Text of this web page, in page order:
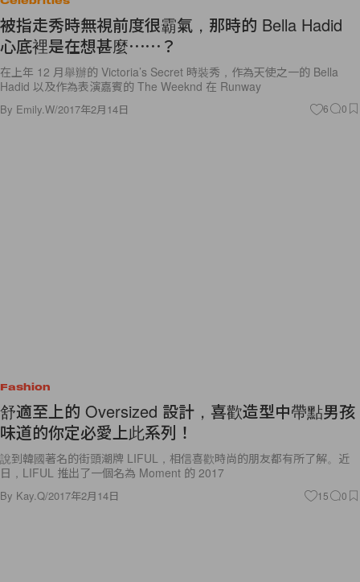
被指走秀時無視前度很霸氣，那時的 Bella Hadid
心底裡是在想甚麼⋯⋯？
在上年 12 月舉辦的 Victoria’s Secret 時裝秀，作為天使之一的 Bella
Hadid 以及作為表演嘉賓的 The Weeknd 在 Runway
By Emily.W/2017年2月14日 6 0
Fashion
舒適至上的 Oversized 設計，喜歡造型中帶點男孩
味道的你定必愛上此系列！
說到韓國著名的街頭潮牌 LIFUL，相信喜歡時尚的朋友都有所了解。近
日，LIFUL 推出了一個名為 Moment 的 2017
By Kay.Q/2017年2月14日 15 0